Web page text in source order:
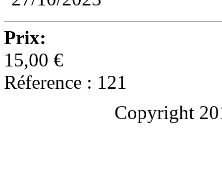
Prix:
15,00 €
Réference : 121
Copyright